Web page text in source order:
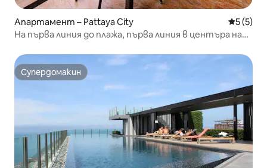
Апартамент – Pattaya City Средна
5 (5)
На първа линия до плажа, първа линия в центъра на
Супердомакин
Супердомакин